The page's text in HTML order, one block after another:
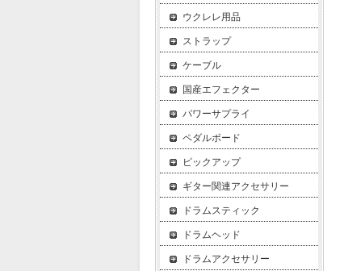
ウクレレ用品
ストラップ
ケーブル
国産エフェクター
パワーサプライ
ペダルボード
ピックアップ
ギター関連アクセサリー
ドラムスティック
ドラムヘッド
ドラムアクセサリー